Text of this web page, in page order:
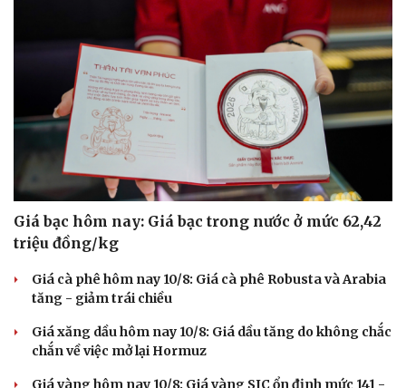
Giá bạc hôm nay: Giá bạc trong nước ở mức 62,42
triệu đồng/kg
Giá cà phê hôm nay 10/8: Giá cà phê Robusta và Arabia
tăng - giảm trái chiều
Giá xăng dầu hôm nay 10/8: Giá dầu tăng do không chắc
chắn về việc mở lại Hormuz